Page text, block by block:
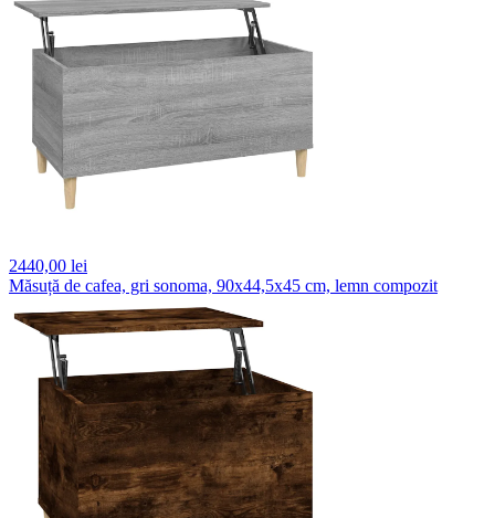
2440,00 lei
Măsuță de cafea, gri sonoma, 90x44,5x45 cm, lemn compozit